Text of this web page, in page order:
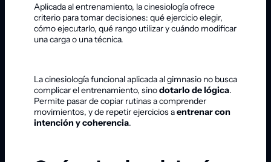
Aplicada al entrenamiento, la cinesiología ofrece
criterio para tomar decisiones: qué ejercicio elegir,
cómo ejecutarlo, qué rango utilizar y cuándo modificar
una carga o una técnica.
La cinesiología funcional aplicada al gimnasio no busca
complicar el entrenamiento, sinodotarlo de lógica.
Permite pasar de copiar rutinas a comprender
movimientos, y de repetir ejercicios aentrenar con
intención y coherencia.